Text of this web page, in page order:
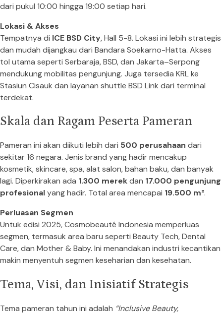
dari pukul 10:00 hingga 19:00 setiap hari.
Lokasi & Akses
Tempatnya di ICE BSD City, Hall 5-8. Lokasi ini lebih strategis
dan mudah dijangkau dari Bandara Soekarno-Hatta. Akses
tol utama seperti Serbaraja, BSD, dan Jakarta–Serpong
mendukung mobilitas pengunjung. Juga tersedia KRL ke
Stasiun Cisauk dan layanan shuttle BSD Link dari terminal
terdekat.
Skala dan Ragam Peserta Pameran
Pameran ini akan diikuti lebih dari 500 perusahaan dari
sekitar 16 negara. Jenis brand yang hadir mencakup
kosmetik, skincare, spa, alat salon, bahan baku, dan banyak
lagi. Diperkirakan ada 1.300 merekdan 17.000 pengunjung
profesionalyang hadir. Total area mencapai 19.500 m².
Perluasan Segmen
Untuk edisi 2025, Cosmobeauté Indonesia memperluas
segmen, termasuk area baru seperti Beauty Tech, Dental
Care, dan Mother & Baby. Ini menandakan industri kecantikan
makin menyentuh segmen keseharian dan kesehatan.
Tema, Visi, dan Inisiatif Strategis
Tema pameran tahun ini adalah “Inclusive Beauty,